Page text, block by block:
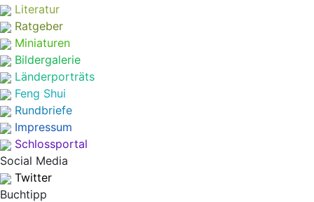
Literatur
Ratgeber
Miniaturen
Bildergalerie
Länderporträts
Feng Shui
Rundbriefe
Impressum
Schlossportal
Social Media
Twitter
Buchtipp